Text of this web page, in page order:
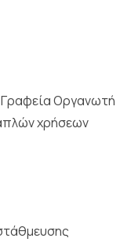
Γραφεία Οργανωτή
χρήσεων